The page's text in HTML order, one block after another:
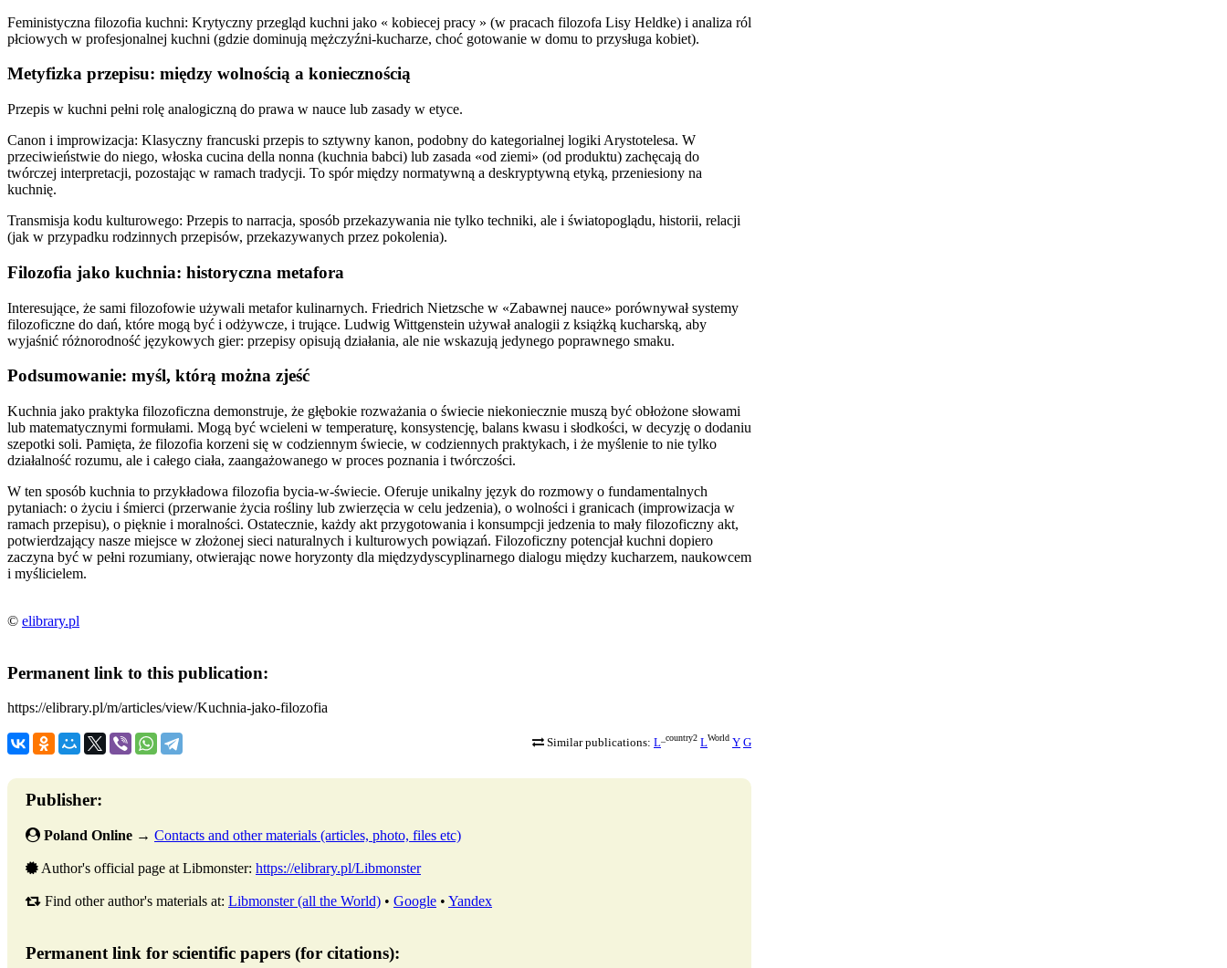
Feministyczna filozofia kuchni: Krytyczny przegląd kuchni jako « kobiecej pracy » (w pracach filozofa Lisy Heldke) i analiza ról
płciowych w profesjonalnej kuchni (gdzie dominują mężczyźni-kucharze, choć gotowanie w domu to przysługa kobiet).
Metyfizka przepisu: między wolnością a koniecznością
Przepis w kuchni pełni rolę analogiczną do prawa w nauce lub zasady w etyce.
Canon i improwizacja: Klasyczny francuski przepis to sztywny kanon, podobny do kategorialnej logiki Arystotelesa. W
przeciwieństwie do niego, włoska cucina della nonna (kuchnia babci) lub zasada «od ziemi» (od produktu) zachęcają do
twórczej interpretacji, pozostając w ramach tradycji. To spór między normatywną a deskryptywną etyką, przeniesiony na
kuchnię.
Transmisja kodu kulturowego: Przepis to narracja, sposób przekazywania nie tylko techniki, ale i światopoglądu, historii, relacji
(jak w przypadku rodzinnych przepisów, przekazywanych przez pokolenia).
Filozofia jako kuchnia: historyczna metafora
Interesujące, że sami filozofowie używali metafor kulinarnych. Friedrich Nietzsche w «Zabawnej nauce» porównywał systemy
filozoficzne do dań, które mogą być i odżywcze, i trujące. Ludwig Wittgenstein używał analogii z książką kucharską, aby
wyjaśnić różnorodność językowych gier: przepisy opisują działania, ale nie wskazują jedynego poprawnego smaku.
Podsumowanie: myśl, którą można zjeść
Kuchnia jako praktyka filozoficzna demonstruje, że głębokie rozważania o świecie niekoniecznie muszą być obłożone słowami
lub matematycznymi formułami. Mogą być wcieleni w temperaturę, konsystencję, balans kwasu i słodkości, w decyzję o dodaniu
szepotki soli. Pamięta, że filozofia korzeni się w codziennym świecie, w codziennych praktykach, i że myślenie to nie tylko
działalność rozumu, ale i całego ciała, zaangażowanego w proces poznania i twórczości.
W ten sposób kuchnia to przykładowa filozofia bycia-w-świecie. Oferuje unikalny język do rozmowy o fundamentalnych
pytaniach: o życiu i śmierci (przerwanie życia rośliny lub zwierzęcia w celu jedzenia), o wolności i granicach (improwizacja w
ramach przepisu), o pięknie i moralności. Ostatecznie, każdy akt przygotowania i konsumpcji jedzenia to mały filozoficzny akt,
potwierdzający nasze miejsce w złożonej sieci naturalnych i kulturowych powiązań. Filozoficzny potencjał kuchni dopiero
zaczyna być w pełni rozumiany, otwierając nowe horyzonty dla międzydyscyplinarnego dialogu między kucharzem, naukowcem
i myślicielem.
© elibrary.pl
Permanent link to this publication:
https://elibrary.pl/m/articles/view/Kuchnia-jako-filozofia
Similar publications: L _country2 LWorld Y G
Publisher:
Poland Online → Contacts and other materials (articles, photo, files etc)
Author's official page at Libmonster: https://elibrary.pl/Libmonster
Find other author's materials at: Libmonster (all the World) • Google • Yandex
Permanent link for scientific papers (for citations):